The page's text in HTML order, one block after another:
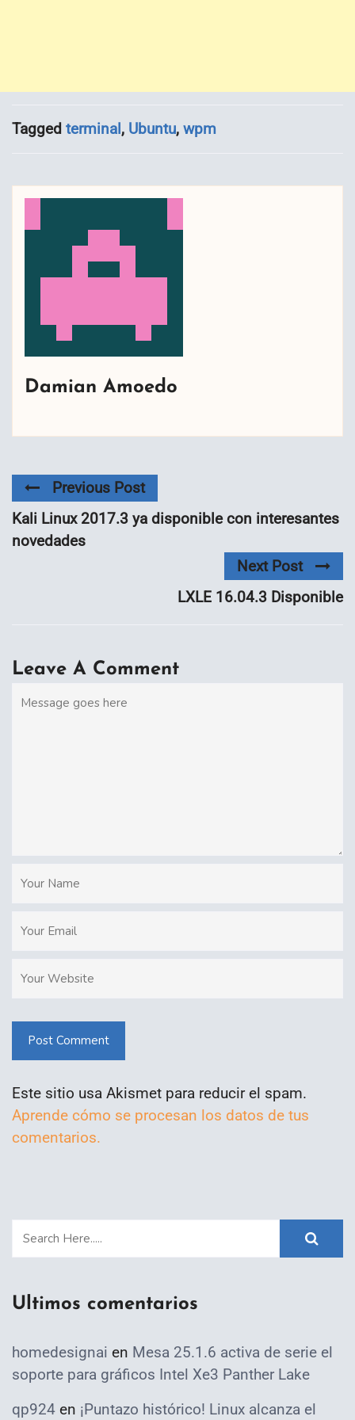
Tagged terminal, Ubuntu, wpm
Damian Amoedo
Previous Post
Kali Linux 2017.3 ya disponible con interesantes
novedades
Next Post
LXLE 16.04.3 Disponible
Leave A Comment
Post Comment
Este sitio usa Akismet para reducir el spam.
Aprende cómo se procesan los datos de tus
comentarios.
Ultimos comentarios
homedesignai en Mesa 25.1.6 activa de serie el
soporte para gráficos Intel Xe3 Panther Lake
qp924 en ¡Puntazo histórico! Linux alcanza el